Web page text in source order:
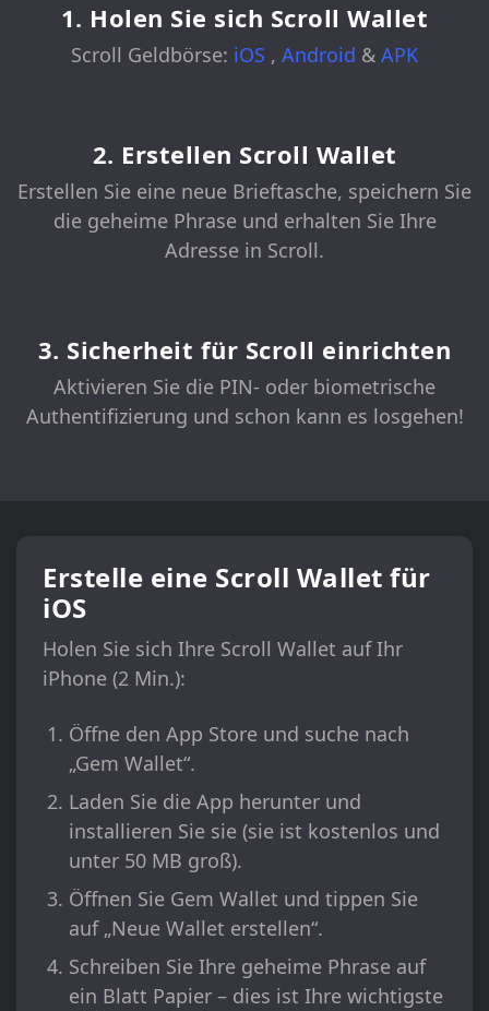
1. Holen Sie sich Scroll Wallet
Scroll Geldbörse: iOS , Android & APK
2. Erstellen Scroll Wallet
Erstellen Sie eine neue Brieftasche, speichern Sie
die geheime Phrase und erhalten Sie Ihre
Adresse in Scroll.
3. Sicherheit für Scroll einrichten
Aktivieren Sie die PIN- oder biometrische
Authentifizierung und schon kann es losgehen!
Erstelle eine Scroll Wallet für
iOS
Holen Sie sich Ihre Scroll Wallet auf Ihr
iPhone (2 Min.):
Öffne den App Store und suche nach
„Gem Wallet“.
Laden Sie die App herunter und
installieren Sie sie (sie ist kostenlos und
unter 50 MB groß).
Öffnen Sie Gem Wallet und tippen Sie
auf „Neue Wallet erstellen“.
Schreiben Sie Ihre geheime Phrase auf
ein Blatt Papier – dies ist Ihre wichtigste